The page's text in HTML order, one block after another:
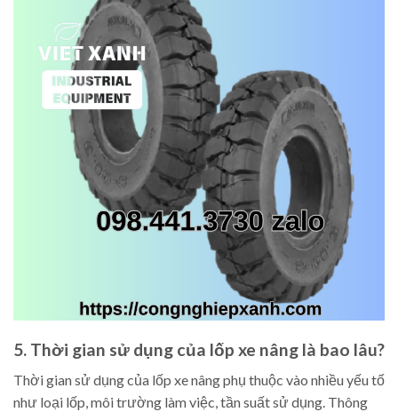
5. Thời gian sử dụng của lốp xe nâng là bao lâu?
Thời gian sử dụng của lốp xe nâng phụ thuộc vào nhiều yếu tố
như loại lốp, môi trường làm việc, tần suất sử dụng. Thông